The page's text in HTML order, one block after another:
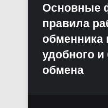
Основные
правила
обменника
удобного
обмена